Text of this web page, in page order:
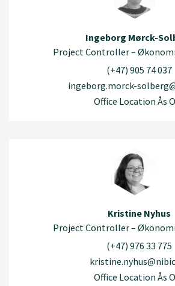
Ingeborg Mørck-
Project Controller –
(+47) 905 74 037
ingeborg.morck-
Office Location Ås
Kristine Nyhus
Project Controller –
(+47) 976 33 775
Office Location Ås